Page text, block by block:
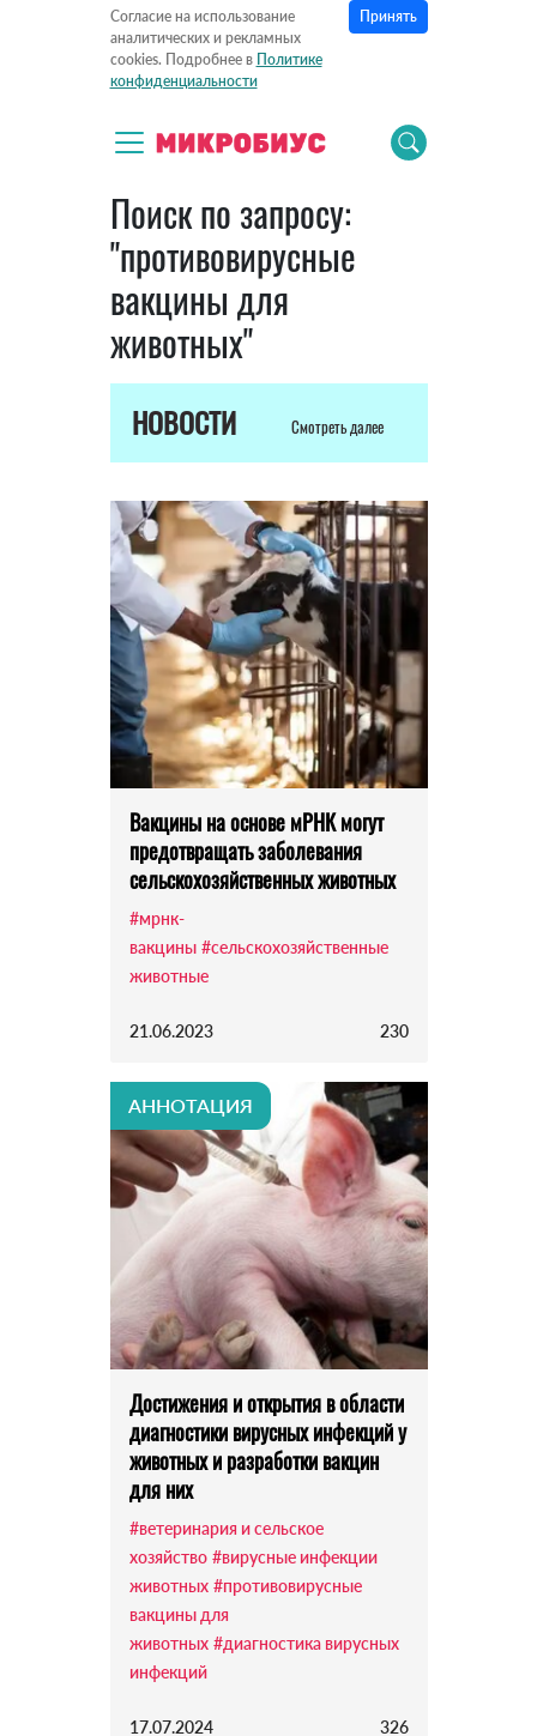
Согласие на использование
аналитических и рекламных
cookies. Подробнее в Политике
конфиденциальности
Принять
Поиск по запросу:
"противовирусные
вакцины для
животных"
НОВОСТИ Смотреть далее
Вакцины на основе мРНК могут
предотвращать заболевания
сельскохозяйственных животных
#мрнк-
вакцины #сельскохозяйственные
животные
21.06.2023 230
АННОТАЦИЯ
Достижения и открытия в области
диагностики вирусных инфекций у
животных и разработки вакцин
для них
#ветеринария и сельское
хозяйство #вирусные инфекции
животных #противовирусные
вакцины для
животных #диагностика вирусных
инфекций
17.07.2024 326